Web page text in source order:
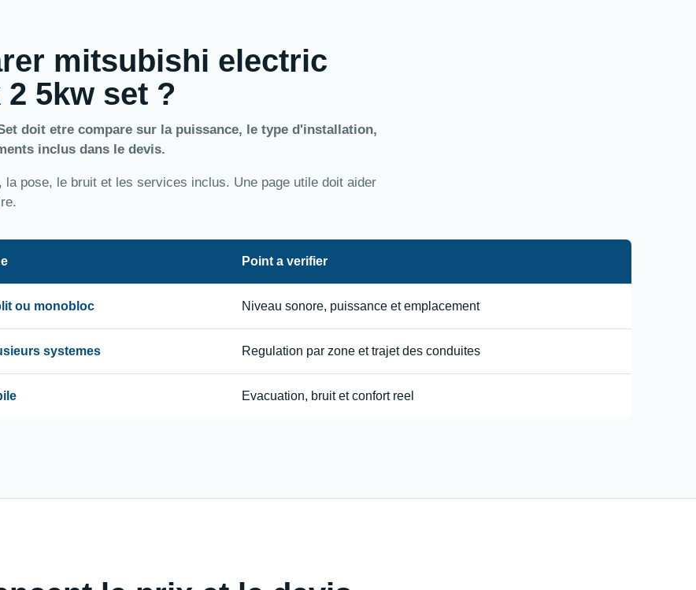
mitsubishi electric
5kw set ?
doit etre compare sur la puissance, le type d'installation,
inclus dans le devis.
pose, le bruit et les services inclus. Une page utile doit aider
Point a verifier
ou monobloc Niveau sonore, puissance et emplacement
systemes Regulation par zone et trajet des conduites
Evacuation, bruit et confort reel